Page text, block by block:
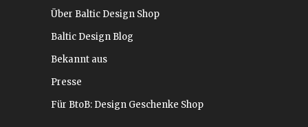
Über Baltic Design Shop
Baltic Design Blog
Bekannt aus
Presse
Für BtoB: Design Geschenke Shop